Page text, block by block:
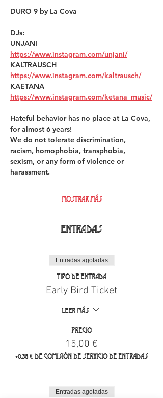
DURO 9 by La Cova
DJs:
UNJANI
https://www.instagram.com/unjani/
KALTRAUSCH
https://www.instagram.com/kaltrausch/
KAETANA
https://www.instagram.com/ketana_music/
Hateful behavior has no place at La Cova,
for almost 6 years!
We do not tolerate discrimination,
racism, homophobia, transphobia,
sexism, or any form of violence or
harassment.
Mostrar más
Entradas
Entradas agotadas
Tipo de entrada
Early Bird Ticket
Leer más
Precio
15,00 €
+0,38 € de comisión de servicio de entradas
Entradas agotadas